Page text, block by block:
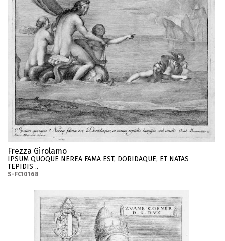
Frezza Girolamo
IPSUM QUOQUE NEREA FAMA EST, DORIDAQUE, ET NATAS
TEPIDIS ..
S-FC10168